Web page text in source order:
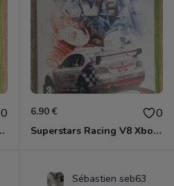
0
2 Xbox 360
6.90 € 0
Superstars Racing V8 Xbox 360
Sébastien seb63